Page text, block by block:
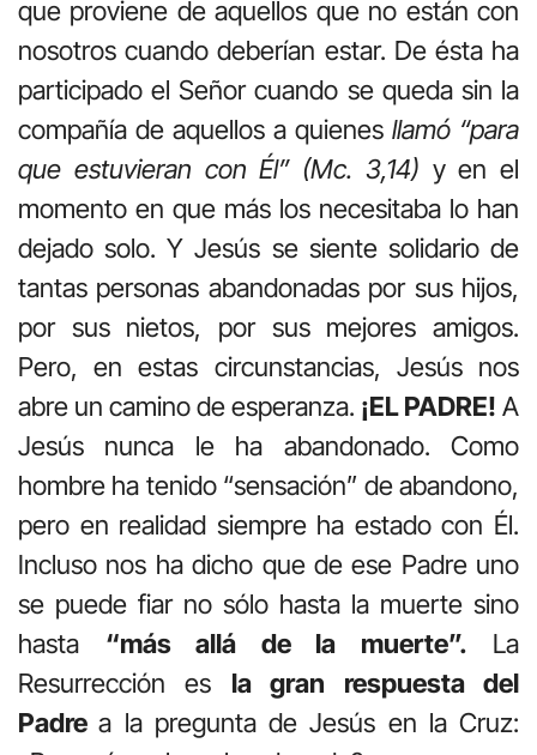
que proviene de aquellos que no están con
nosotros cuando deberían estar. De ésta ha
participado el Señor cuando se queda sin la
compañía de aquellos a quienes llamó “para
que estuvieran con Él” (Mc. 3,14) y en el
momento en que más los necesitaba lo han
dejado solo. Y Jesús se siente solidario de
tantas personas abandonadas por sus hijos,
por sus nietos, por sus mejores amigos.
Pero, en estas circunstancias, Jesús nos
abre un camino de esperanza. ¡EL PADRE! A
Jesús nunca le ha abandonado. Como
hombre ha tenido “sensación” de abandono,
pero en realidad siempre ha estado con Él.
Incluso nos ha dicho que de ese Padre uno
se puede fiar no sólo hasta la muerte sino
hasta “más allá de la muerte”. La
Resurrección es la gran respuesta del
Padrea la pregunta de Jesús en la Cruz: